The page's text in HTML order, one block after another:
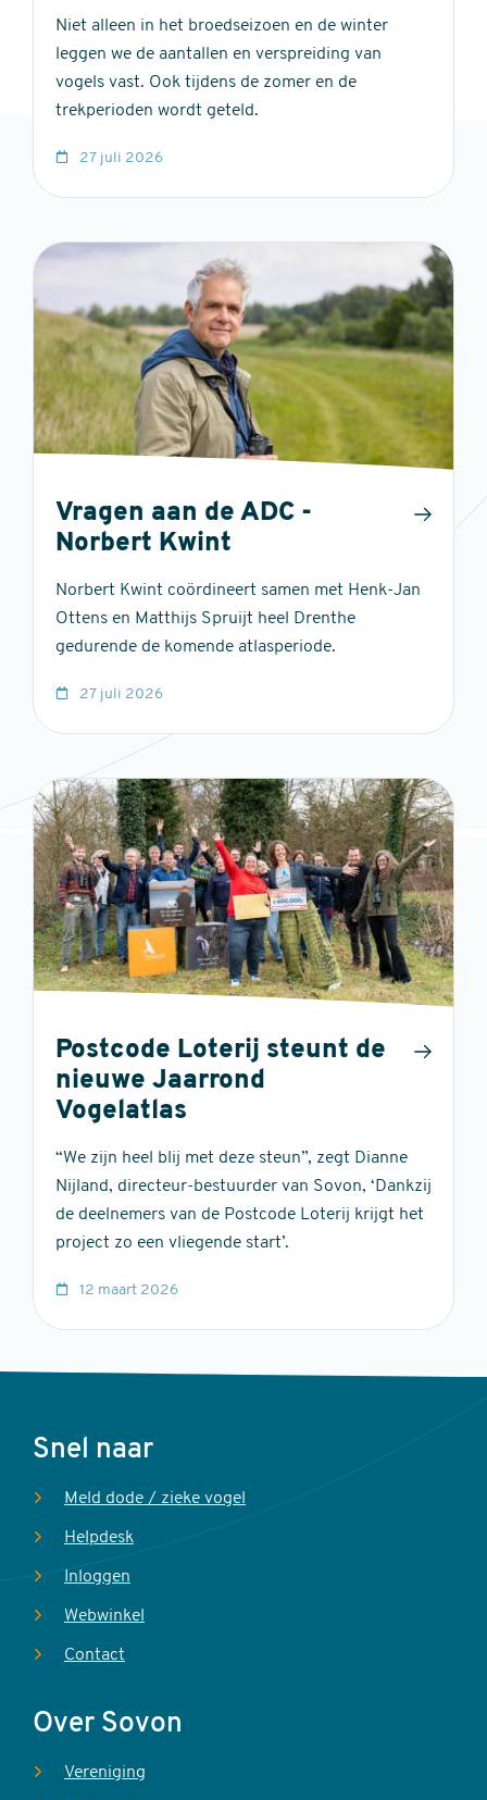
Niet alleen in het broedseizoen en de winter
leggen we de aantallen en verspreiding van
vogels vast. Ook tijdens de zomer en de
trekperioden wordt geteld.
27 juli 2026
Vragen aan de ADC -
Norbert Kwint
Norbert Kwint coördineert samen met Henk-Jan
Ottens en Matthijs Spruijt heel Drenthe
gedurende de komende atlasperiode.
27 juli 2026
Postcode Loterij steunt de
nieuwe Jaarrond
Vogelatlas
“We zijn heel blij met deze steun”, zegt Dianne
Nijland, directeur-bestuurder van Sovon, ‘Dankzij
de deelnemers van de Postcode Loterij krijgt het
project zo een vliegende start’.
12 maart 2026
Voet
Snel naar
Meld dode / zieke vogel
Helpdesk
Inloggen
Webwinkel
Contact
Over Sovon
Vereniging